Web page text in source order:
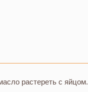
растереть с яйцом.